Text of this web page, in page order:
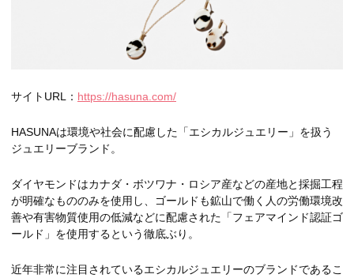
サイトURL： https://hasuna.com/
HASUNAは環境や社会に配慮した「エシカルジュエリー」を扱う
ジュエリーブランド。
ダイヤモンドはカナダ・ボツワナ・ロシア産などの産地と採掘工程
が明確なもののみを使用し、ゴールドも鉱山で働く人の労働環境改
善や有害物質使用の低減などに配慮された「フェアマインド認証ゴ
ールド」を使用するという徹底ぶり。
近年非常に注目されているエシカルジュエリーのブランドであるこ